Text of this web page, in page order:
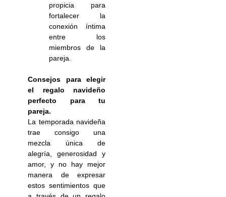
propicia para
fortalecer la
conexión íntima
entre los
miembros de la
pareja.
Consejos para elegir
el regalo navideño
perfecto para tu
pareja.
La temporada navideña
trae consigo una
mezcla única de
alegría, generosidad y
amor, y no hay mejor
manera de expresar
estos sentimientos que